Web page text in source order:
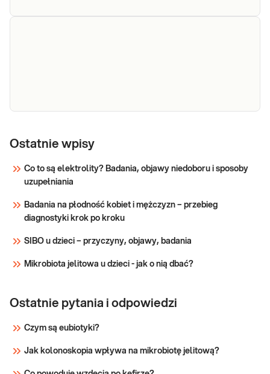
ilościowomiedzi we krwi. Badanie przydatne w diagnostyce
nadmiarem miedzi w organizmie. Wykonywane
również w określaniu deficytu miedzi
Ostatnie wpisy
Co to są elektrolity? Badania, objawy niedoboru i sposoby
uzupełniania
Badania na płodność kobiet i mężczyzn – przebieg
diagnostyki krok po kroku
SIBO u dzieci – przyczyny, objawy, badania
Mikrobiota jelitowa u dzieci - jak o nią dbać?
Ostatnie pytania i odpowiedzi
Czym są eubiotyki?
Jak kolonoskopia wpływa na mikrobiotę jelitową?